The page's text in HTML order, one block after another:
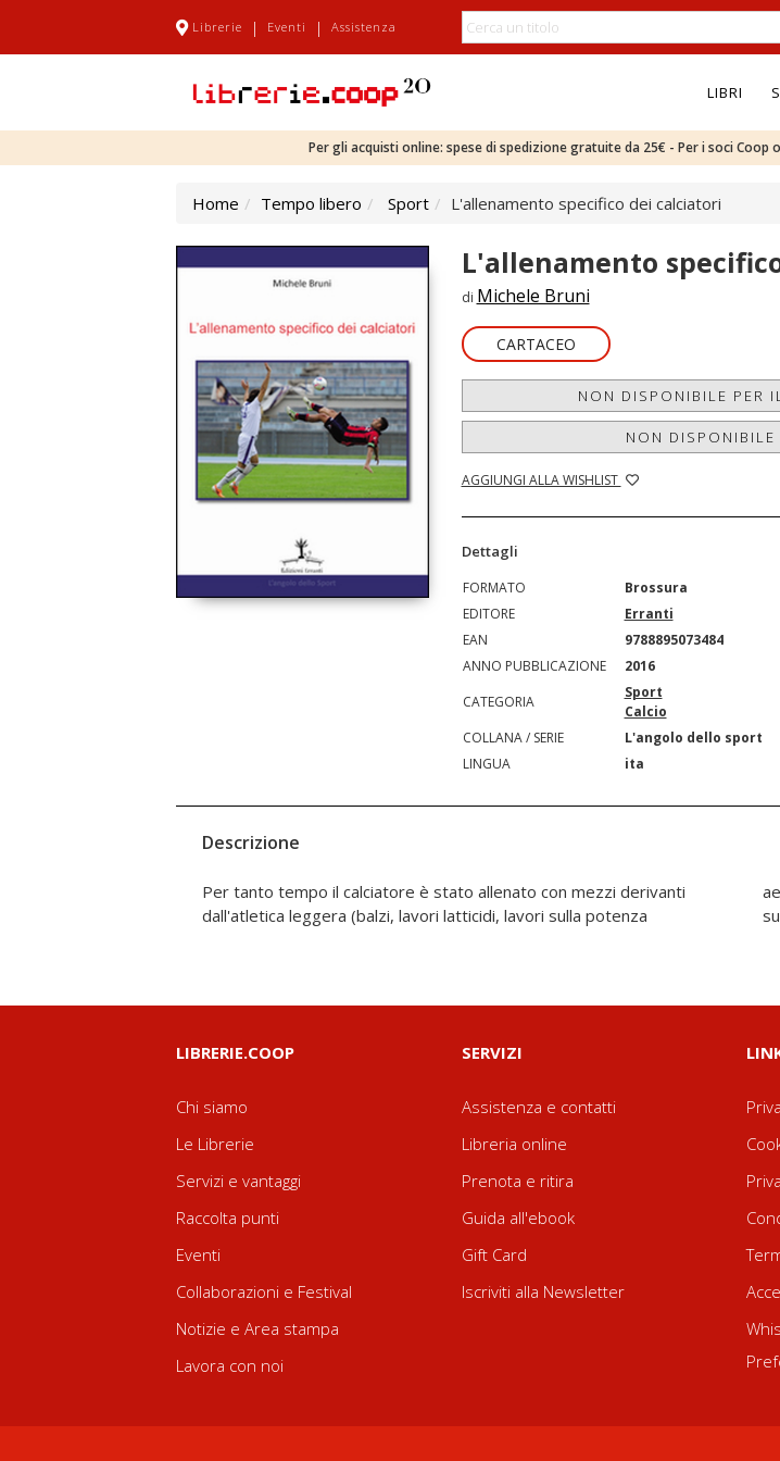
Librerie | Eventi | Assistenza
LIBRI
Per gli acquisti online: spese di spedizione gratuite da 25€ - Per i soci
Home Tempo libero Sport L'allenamento specifico dei calciatori
L'allenamento
di Michele Bruni
CARTACEO
NON DISPONIBILE PER
NON
AGGIUNGI ALLA WISHLIST
Dettagli
FORMATO
Brossura
EDITORE
Erranti
EAN
9788895073484
ANNO PUBBLICAZIONE
2016
CATEGORIA
Sport
Calcio
COLLANA / SERIE
L'angolo dello sport
LINGUA
ita
Descrizione
Per tanto tempo il calciatore è stato allenato con mezzi derivanti
dall'atletica leggera (balzi, lavori latticidi, lavori sulla potenza
aerobica), perdendo di vista come è realmente fatto il calcio nel
LIBRERIE.COOP
Chi siamo
Le Librerie
Servizi e vantaggi
Raccolta punti
Eventi
Collaborazioni e Festival
Notizie e Area stampa
Lavora con noi
SERVIZI
Assistenza e contatti
Libreria online
Prenota e ritira
Guida all'ebook
Gift Card
Iscriviti alla Newsletter